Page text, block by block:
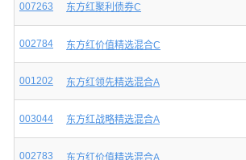
007263 东方红聚利债券C
002784 东方红价值精选混合C
001202 东方红领先精选混合A
003044 东方红战略精选混合A
002783 东方红价值精选混合A